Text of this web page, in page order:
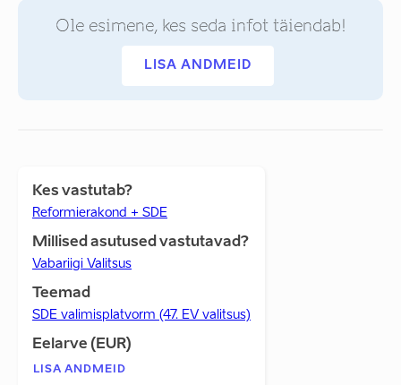
Ole esimene, kes seda infot täiendab!
LISA ANDMEID
Kes vastutab?
Reformierakond + SDE
Millised asutused vastutavad?
Vabariigi Valitsus
Teemad
SDE valimisplatvorm (47. EV valitsus)
Eelarve (EUR)
LISA ANDMEID